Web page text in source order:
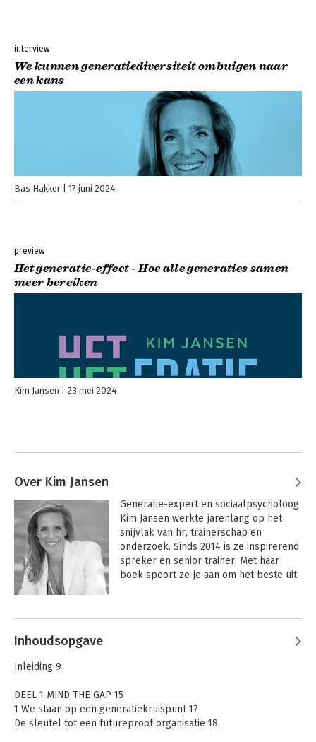
interview
We kunnen generatiediversiteit ombuigen naar
een kans
Bas Hakker 17 juni 2024
preview
Het generatie-effect - Hoe alle generaties samen
meer bereiken
Kim Jansen 23 mei 2024
Over Kim Jansen
Generatie-expert en sociaalpsycholoog
Kim Jansen werkte jarenlang op het
snijvlak van hr, trainerschap en
onderzoek. Sinds 2014 is ze inspirerend
spreker en senior trainer. Met haar
boek spoort ze je aan om het beste uit
Andere boeken door Kim Jansen
Inhoudsopgave
Inleiding 9
DEEL 1 MIND THE GAP 15
1 We staan op een generatiekruispunt 17
De sleutel tot een futureproof organisatie 18